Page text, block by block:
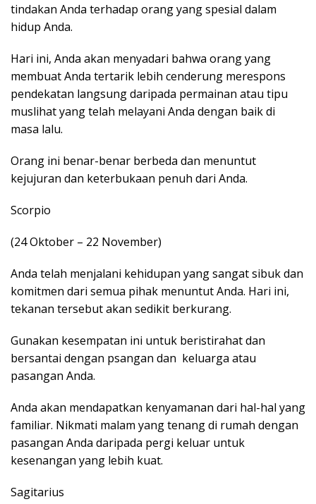
tindakan Anda terhadap orang yang spesial dalam
hidup Anda.
Hari ini, Anda akan menyadari bahwa orang yang
membuat Anda tertarik lebih cenderung merespons
pendekatan langsung daripada permainan atau tipu
muslihat yang telah melayani Anda dengan baik di
masa lalu.
Orang ini benar-benar berbeda dan menuntut
kejujuran dan keterbukaan penuh dari Anda.
Scorpio
(24 Oktober – 22 November)
Anda telah menjalani kehidupan yang sangat sibuk dan
komitmen dari semua pihak menuntut Anda. Hari ini,
tekanan tersebut akan sedikit berkurang.
Gunakan kesempatan ini untuk beristirahat dan
bersantai dengan psangan dan keluarga atau
pasangan Anda.
Anda akan mendapatkan kenyamanan dari hal-hal yang
familiar. Nikmati malam yang tenang di rumah dengan
pasangan Anda daripada pergi keluar untuk
kesenangan yang lebih kuat.
Sagitarius